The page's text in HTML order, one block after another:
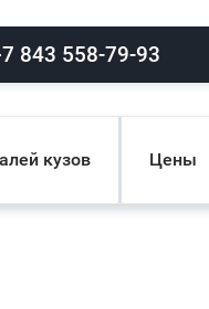
843 558-79-93
кузов Цены